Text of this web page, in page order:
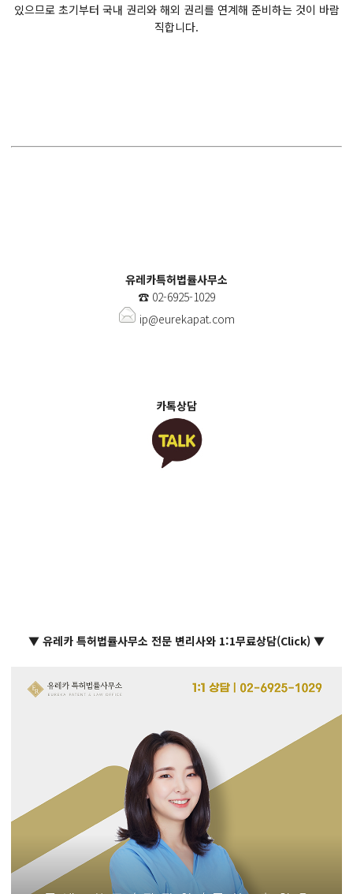
있으므로 초기부터 국내 권리와 해외 권리를 연계해 준비하는 것이 바람
직합니다.
유레카특허법률사무소
☎️ 02-6925-1029
ip@eurekapat.com
카톡상담
▼ 유레카 특허법률사무소 전문 변리사와 1:1무료상담(Click) ▼